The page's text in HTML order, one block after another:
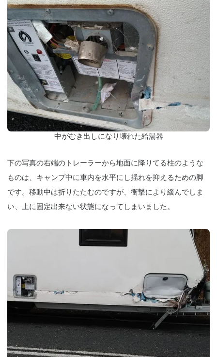
中がむき出しになり壊れた給湯器
下の写真の右端のトレーラーから地面に降りてる柱のような
ものは、キャンプ中に車内を水平にし揺れを抑えるための脚
です。移動中は折りたたむのですが、衝撃により緩んでしま
い、上に固定出来ない状態になってしまいました。